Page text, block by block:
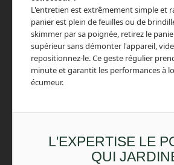
L'entretien est extrêmement simple et
panier est plein de feuilles ou de
skimmer par sa poignée, retirez le
supérieur sans démonter l'appareil,
repositionnez-le. Ce geste régulier
minute et garantit les performances à
écumeur.
L'EXPERTISE LE
QUI